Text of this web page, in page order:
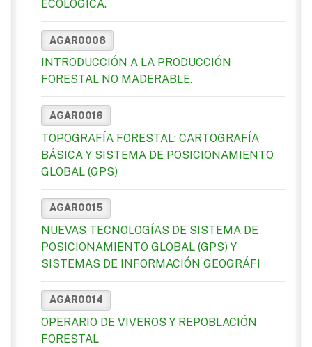
ECOLÓGICA.
AGAR0008
INTRODUCCIÓN A LA PRODUCCIÓN
FORESTAL NO MADERABLE.
AGAR0016
TOPOGRAFÍA FORESTAL: CARTOGRAFÍA
BÁSICA Y SISTEMA DE POSICIONAMIENTO
GLOBAL (GPS)
AGAR0015
NUEVAS TECNOLOGÍAS DE SISTEMA DE
POSICIONAMIENTO GLOBAL (GPS) Y
SISTEMAS DE INFORMACIÓN GEOGRÁFI
AGAR0014
OPERARIO DE VIVEROS Y REPOBLACIÓN
FORESTAL